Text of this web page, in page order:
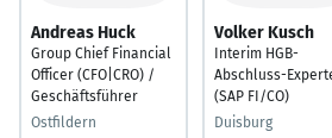
Andreas Huck
Group Chief Financial
Officer (CFO|CRO) /
Geschäftsführer
Ostfildern
Volker Kusch
Interim HGB-
Abschluss-
(SAP FI/CO)
Duisburg